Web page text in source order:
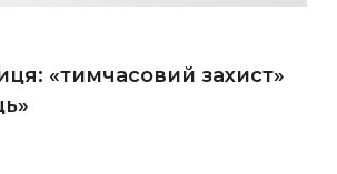
«тимчасовий захист»